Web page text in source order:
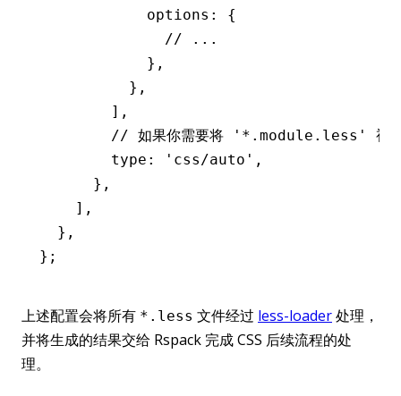
            options
:
{
              // ...
            }
,
          }
,
        ]
,
// 如果你需要将 '*.module.less' 视
        type
: 'css/auto' ,
      }
,
    ]
,
  }
,
};
上述配置会将所有 *.less 文件经过 less-loader处理，
并将生成的结果交给 Rspack 完成 CSS 后续流程的处
理。